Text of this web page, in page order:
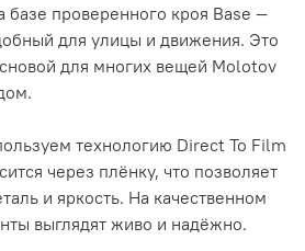
проверенного кроя Base —
для улицы и движения. Это
для многих вещей Molotov
технологию Direct To Film
через плёнку, что позволяет
и яркость. На качественном
выглядят живо и надёжно.